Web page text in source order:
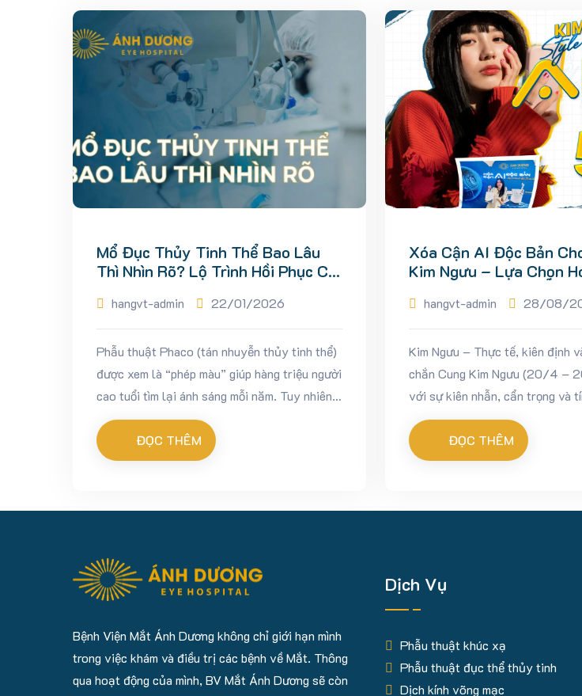
Mổ Đục Thủy Tinh Thể Bao Lâu
Thì Nhìn Rõ? Lộ Trình Hồi Phục Chi
hangvt-admin 22/01/2026
Phẫu thuật Phaco (tán nhuyễn thủy tinh thể)
được xem là “phép màu” giúp hàng triệu người
cao tuổi tìm lại ánh sáng mỗi năm. Tuy nhiên,
sau khi bước xuống bàn mổ, tâm lý chung của
hầu hết...ĐỌC THÊM
Xóa Cận AI Độc Bản
Kim Ngưu – Lựa Chọn
hangvt-admin 28/08/
Kim Ngưu – Thực tế, kiên định
chắn Cung Kim Ngưu (20/4 –
với sự kiên nhẫn, cẩn trọng và
Họ không dễ dàng đưa ra quyết
ĐỌC THÊM
Bệnh Viện Mắt Ánh Dương không chỉ giới hạn mình
trong việc khám và điều trị các bệnh về Mắt. Thông
qua hoạt động của mình, BV Mắt Ánh Dương sẽ còn
Dịch Vụ
Phẫu thuật khúc xạ
Phẫu thuật đục thể thủy tinh
Dịch kính võng mạc